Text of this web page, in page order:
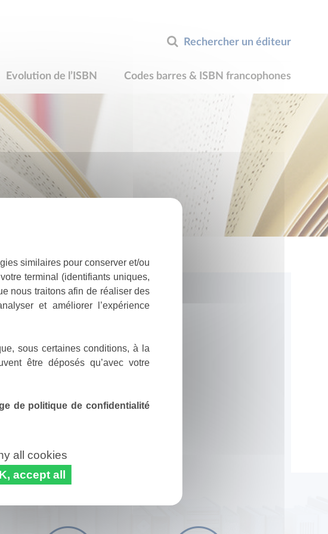
Rechercher un éditeur
Evolution de l’ISBN Codes barres & ISBN francophones
similaires pour conserver et/ou
terminal (identifiants uniques,
nous traitons afin de réaliser des
et améliorer l’expérience
sous certaines conditions, à la
être déposés qu’avec votre
de politique de confidentialité
all cookies
accept all